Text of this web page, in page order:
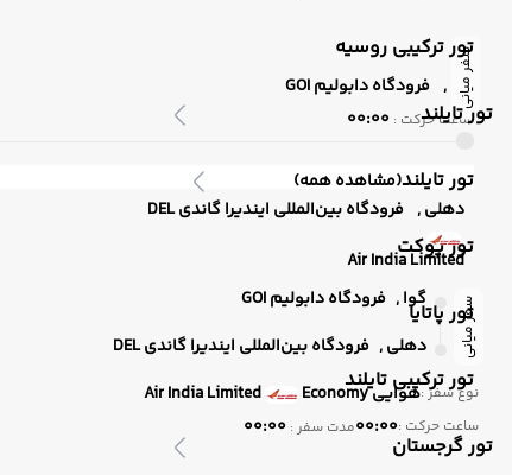
تور ترکیبی روسیه
تور تایلند
تور تایلند(مشاهده همه)
تور پوکت
تور پاتایا
تور ترکیبی تایلند
تور گرجستان
سفر میانی
گوا , فرودگاه دابولیم GOI
ساعت حرکت : 00:00
دهلی , فرودگاه بین‌المللی ایندیرا گاندی DEL
Air India Limited
سفر میانی گوا , فرودگاه دابولیم GOI
دهلی , فرودگاه بین‌المللی ایندیرا گاندی DEL
نوع سفر :هواییEconomy
Air India Limited
ساعت حرکت :00:00مدت سفر : 00:00